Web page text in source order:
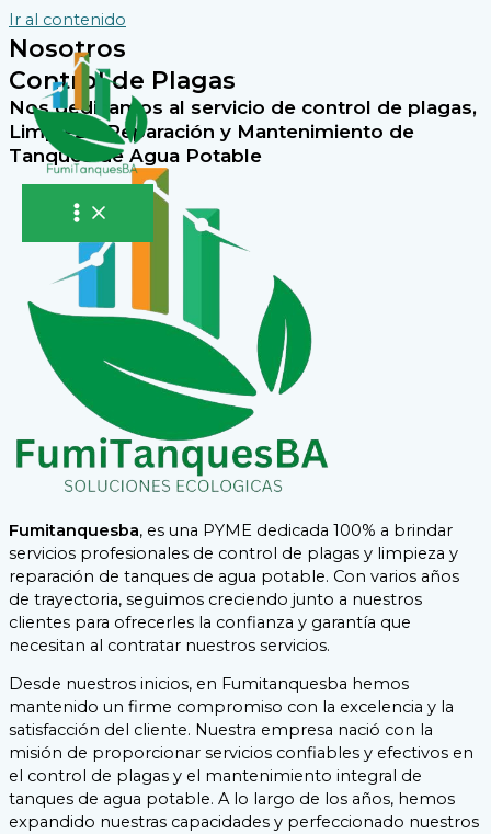
Ir al contenido
Nosotros
Control de Plagas
Nos dedicamos al servicio de control de plagas,
Limpieza, Reparación y Mantenimiento de
Tanques de Agua Potable
Fumitanquesba, es una PYME dedicada 100% a brindar
servicios profesionales de control de plagas y limpieza y
reparación de tanques de agua potable. Con varios años
de trayectoria, seguimos creciendo junto a nuestros
clientes para ofrecerles la confianza y garantía que
necesitan al contratar nuestros servicios.
Desde nuestros inicios, en Fumitanquesba hemos
mantenido un firme compromiso con la excelencia y la
satisfacción del cliente. Nuestra empresa nació con la
misión de proporcionar servicios confiables y efectivos en
el control de plagas y el mantenimiento integral de
tanques de agua potable. A lo largo de los años, hemos
expandido nuestras capacidades y perfeccionado nuestros